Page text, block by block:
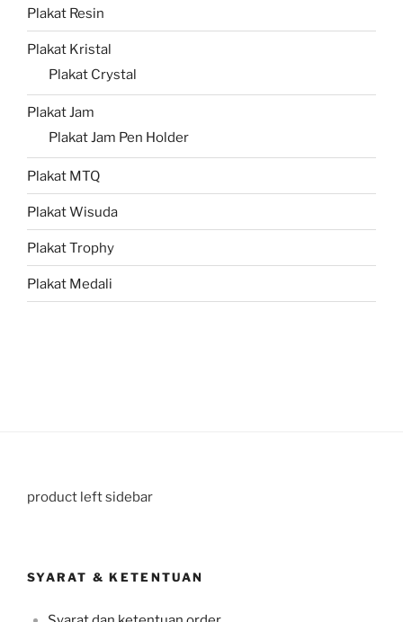
Plakat Resin
Plakat Kristal
Plakat Crystal
Plakat Jam
Plakat Jam Pen Holder
Plakat MTQ
Plakat Wisuda
Plakat Trophy
Plakat Medali
product left sidebar
SYARAT & KETENTUAN